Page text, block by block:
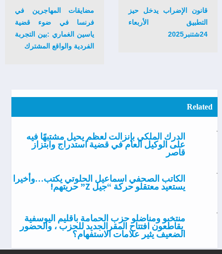
مضايقات المهاجرين في
فرنسا في ضوء قضية
ياسين الغماري :بين التجربة
الفردية والواقع المشترك
قانون الإضراب يدخل حيز
التطبيق الأربعاء
24شتنبر2025
Related
الدرك الملكي بإنزالت لعظم يحيل مشتبهًا فيه
على الوكيل العام في قضية استدراج وابتزاز
قاصر
الكاتب الصحفي اسماعيل الحلوتي يكتب…وأخيرا
يستعيد معتقلو حركة “جيل Z” حريتهم!
منتخبو ومناضلو حزب الحمامة باقليم اليوسفية
يقاطعون افتتاح المقرالجديد للحزب ، والحضور
الضعيف يثير علامات الاستفهام؟